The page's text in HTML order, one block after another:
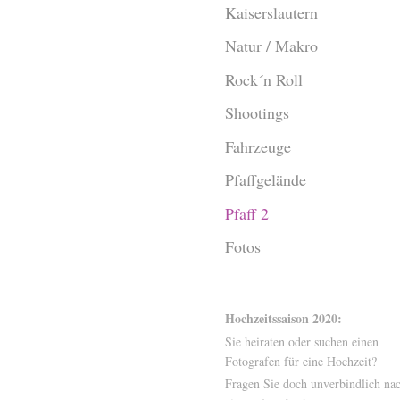
Kaiserslautern
Natur / Makro
Rock´n Roll
Shootings
Fahrzeuge
Pfaffgelände
Pfaff 2
Fotos
Hochzeitssaison 2020:
Sie heiraten oder suchen einen
Fotografen für eine Hochzeit?
Fragen Sie doch unverbindlich